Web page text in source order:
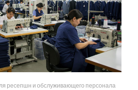
ресепшн и обслуживающего персонала